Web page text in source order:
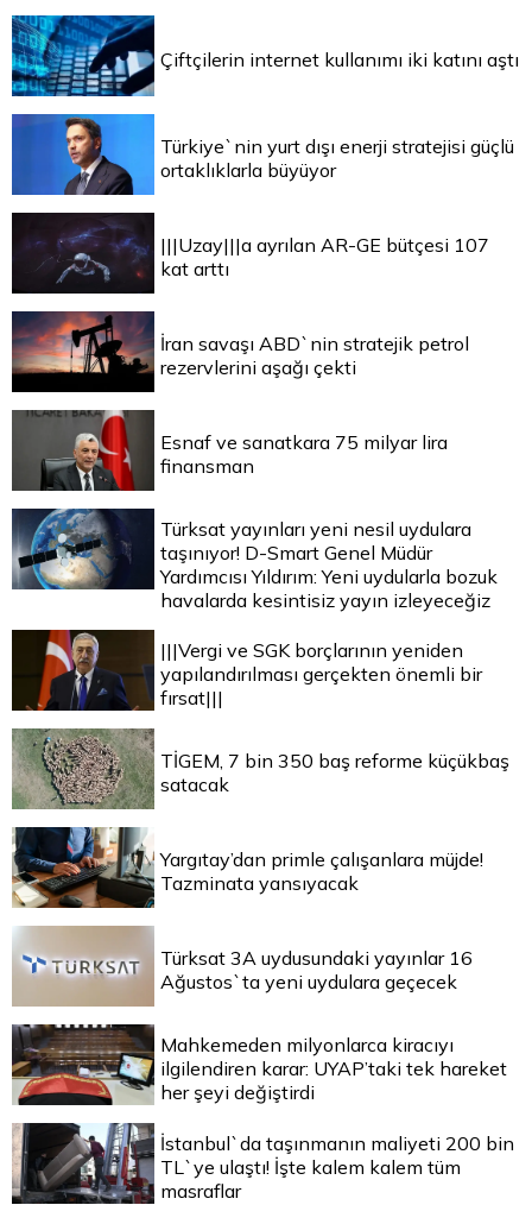
Çiftçilerin internet kullanımı iki katını aştı
Türkiye`nin yurt dışı enerji stratejisi güçlü
ortaklıklarla büyüyor
|||Uzay|||a ayrılan AR-GE bütçesi 107
kat arttı
İran savaşı ABD`nin stratejik petrol
rezervlerini aşağı çekti
Esnaf ve sanatkara 75 milyar lira
finansman
Türksat yayınları yeni nesil uydulara
taşınıyor! D-Smart Genel Müdür
Yardımcısı Yıldırım: Yeni uydularla bozuk
havalarda kesintisiz yayın izleyeceğiz
|||Vergi ve SGK borçlarının yeniden
yapılandırılması gerçekten önemli bir
fırsat|||
TİGEM, 7 bin 350 baş reforme küçükbaş
satacak
Yargıtay’dan primle çalışanlara müjde!
Tazminata yansıyacak
Türksat 3A uydusundaki yayınlar 16
Ağustos`ta yeni uydulara geçecek
Mahkemeden milyonlarca kiracıyı
ilgilendiren karar: UYAP’taki tek hareket
her şeyi değiştirdi
İstanbul`da taşınmanın maliyeti 200 bin
TL`ye ulaştı! İşte kalem kalem tüm
masraflar